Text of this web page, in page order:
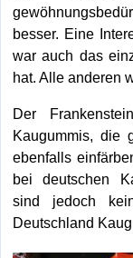
besser. Eine
war auch das
hat. Alle anderen
Der
Kaugummis, die
ebenfalls
bei deutschen
sind jedoch
Deutschland